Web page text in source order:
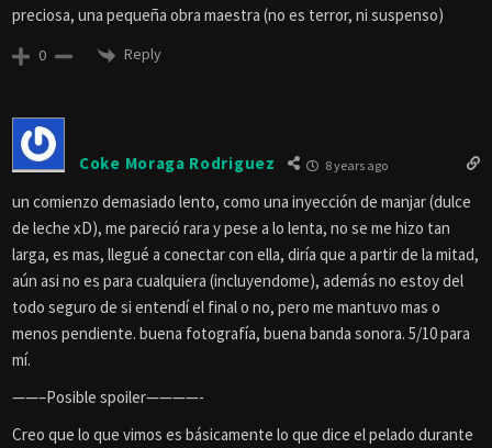
preciosa, una pequeña obra maestra (no es terror, ni suspenso)
0 Reply
Coke Moraga Rodriguez 8 years ago
un comienzo demasiado lento, como una inyección de manjar (dulce
de leche xD), me pareció rara y pese a lo lenta, no se me hizo tan
larga, es mas, llegué a conectar con ella, diría que a partir de la mitad,
aún asi no es para cualquiera (incluyendome), además no estoy del
todo seguro de si entendí el final o no, pero me mantuvo mas o
menos pendiente. buena fotografía, buena banda sonora. 5/10 para
mí.
——–Posible spoiler————-
Creo que lo que vimos es básicamente lo que dice el pelado durante